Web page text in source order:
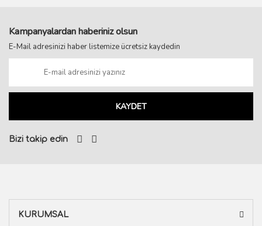
Kampanyalardan haberiniz olsun
E-Mail adresinizi haber listemize ücretsiz kaydedin
KAYDET
Bizi takip edin
KURUMSAL